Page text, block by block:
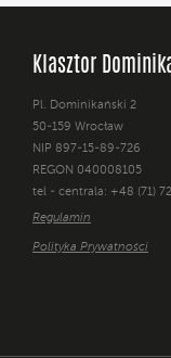
Klasztor
Pl. Dominikański 2
50-159 Wrocław
NIP 897-15-89-726
REGON 040008105
tel - centrala: +48 (71)
Regulamin
Polityka Prywatności